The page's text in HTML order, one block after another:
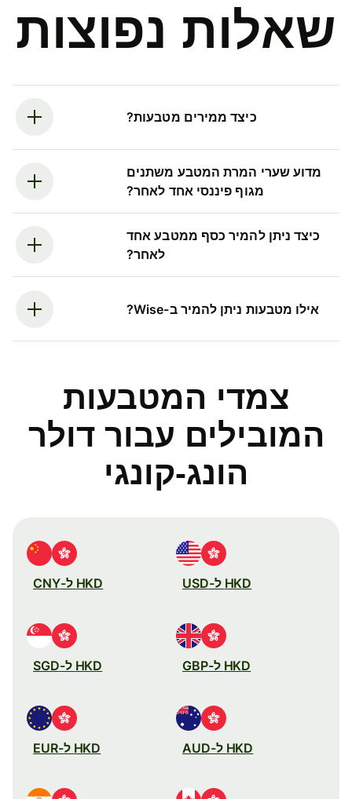
שאלות נפוצות
כיצד ממירים מטבעות?
מדוע שערי המרת המטבע משתנים
מגוף פיננסי אחד לאחר?
כיצד ניתן להמיר כסף ממטבע אחד
לאחר?
אילו מטבעות ניתן להמיר ב-Wise?
צמדי המטבעות
המובילים עבור דולר
הונג-קונגי
HKD ל-USD HKD ל-CNY
HKD ל-GBP HKD ל-SGD
HKD ל-AUD HKD ל-EUR